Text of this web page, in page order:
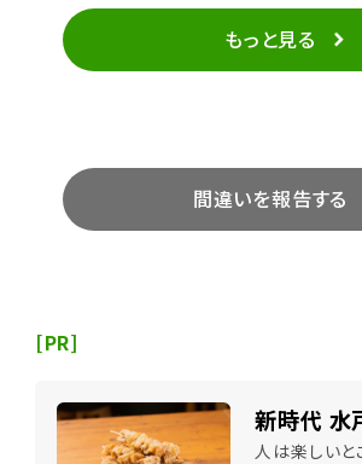
もっと見る
間違いを報告する
[PR]
新時代 水
人は楽しいと